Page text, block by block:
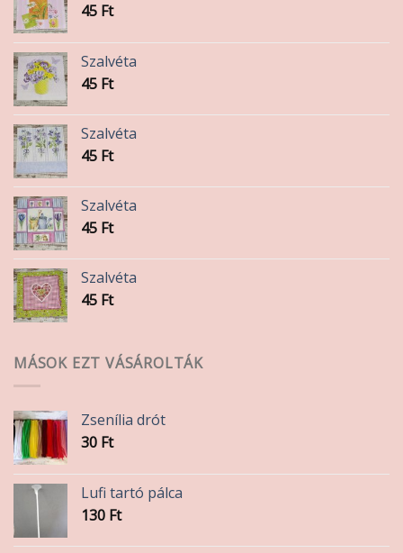
45 Ft
Szalvéta
45 Ft
Szalvéta
45 Ft
Szalvéta
45 Ft
Szalvéta
45 Ft
MÁSOK EZT VÁSÁROLTÁK
Zsenília drót
30 Ft
Lufi tartó pálca
130 Ft